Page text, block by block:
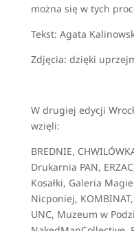
można się w tych
Tekst: Agata
Zdjęcia: dzięki
W drugiej edycji
wzięli:
BREDNIE,
Drukarnia PAN,
Kosałki, Galeria
Nicponiej,
UNC, Muzeum w